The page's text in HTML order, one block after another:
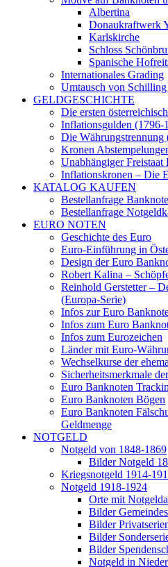
Albertina
Donaukraftwerk
Karlskirche
Schloss
Spanische
Internationales Grading
Umtausch von
GELDGESCHICHTE
Die ersten
Inflationsgulden (1796-
Die Währungstrennung
Kronen
Unabhängiger
Inflationskronen – Die
KATALOG KAUFEN
Bestellanfrage
Bestellanfrage
EURO NOTEN
Geschichte des Euro
Euro-Einführung in
Design der Euro
Robert Kalina –
Reinhold Gerstetter –
(Europa-Serie)
Infos zur Euro
Infos zum Euro
Infos zum Eurozeichen
Länder mit Euro-
Wechselkurse der
Sicherheitsmerkmale
Euro Banknoten
Euro Banknoten Bögen
Euro Banknoten
Geldmenge
NOTGELD
Notgeld von 1848-1869
Bilder Notgeld
Kriegsnotgeld 1914-
Notgeld 1918-1924
Orte mit
Bilder
Bilder
Bilder
Bilder
Notgeld in